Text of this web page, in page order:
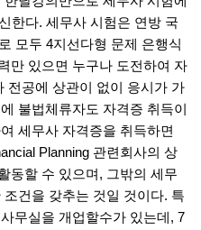
한다. 세무사 시험은 연방 국
모두 4지선다형 문제 은행식
만 있으면 누구나 도전하여 자
전공에 상관이 없이 응시가 가
불법체류자도 자격증 취득이
세무사 자격증을 취득하면
Planning 관련회사의 상
동할 수 있으며, 그밖의 세무
건을 갖추는 것일 것이다. 특
무실을 개업할수가 있는데, 7